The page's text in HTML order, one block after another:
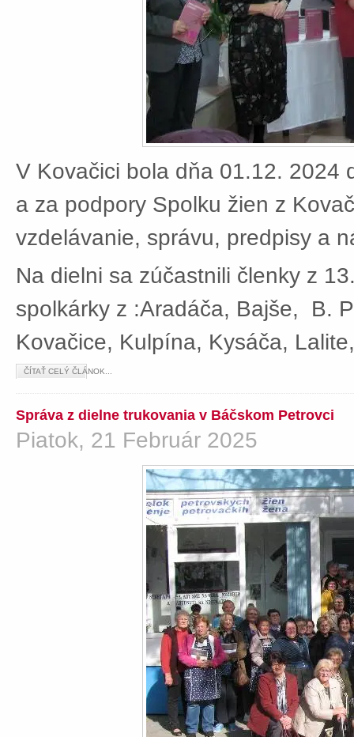
V Kovačici bola dňa 01.12. 2024
a za podpory Spolku žien z
vzdelávanie, správu, predpisy a
Na dielni sa zúčastnili členky z
spolkárky z :Aradáča, Bajše, B.
Kovačice, Kulpína, Kysáča,
ČÍTAŤ CELÝ ČLÁNOK...
Správa z dielne trukovania v Báčskom Petrovci
Piatok, 21 Február 2025